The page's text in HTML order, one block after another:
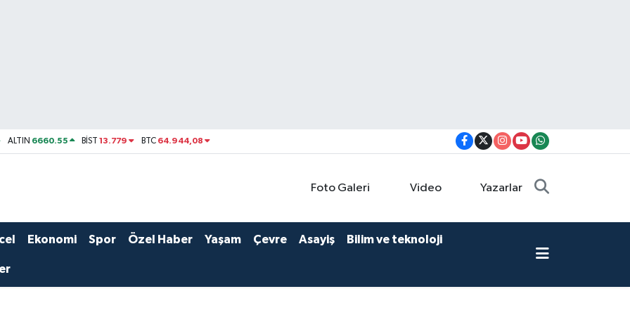
ALTIN 6660.55 BİST13.779 BTC 64.944,08
Foto Galeri Video Yazarlar
Ekonomi Spor Özel Haber Yaşam Çevre Asayiş Bilim ve teknoloji